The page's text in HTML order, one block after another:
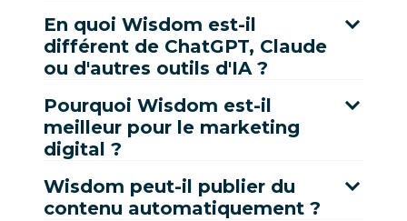
En quoi Wisdom est-il
différent de ChatGPT, Claude
ou d'autres outils d'IA ?
Pourquoi Wisdom est-il
meilleur pour le marketing
digital ?
Wisdom peut-il publier du
contenu automatiquement ?